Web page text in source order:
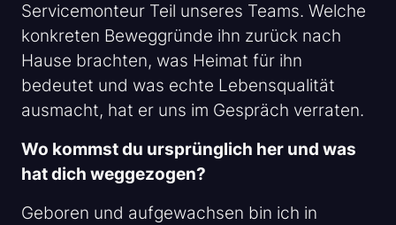
Servicemonteur Teil unseres Teams. Welche
konkreten Beweggründe ihn zurück nach
Hause brachten, was Heimat für ihn
bedeutet und was echte Lebensqualität
ausmacht, hat er uns im Gespräch verraten.
Wo kommst du ursprünglich her und was
hat dich weggezogen?
Geboren und aufgewachsen bin ich in